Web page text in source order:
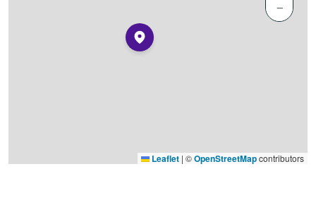
−
Leaflet | ©OpenStreetMapcontributors